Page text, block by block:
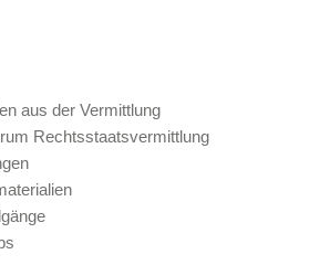
aus der Vermittlung
Rechtsstaatsvermittlung